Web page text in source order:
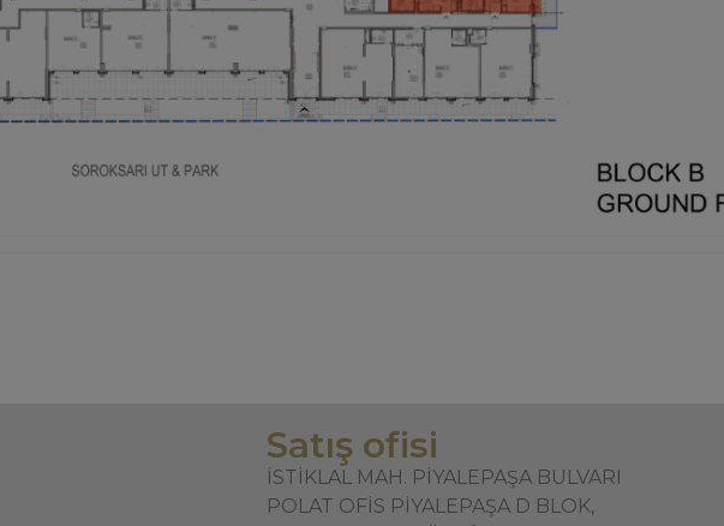
Satış ofisi
İSTİKLAL MAH. PİYALEPAŞA BULVARI
POLAT OFİS PİYALEPAŞA D BLOK,